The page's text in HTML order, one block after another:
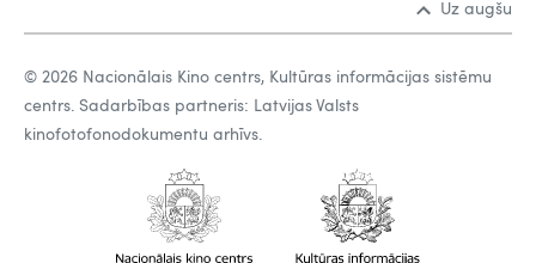
Uz augšu
© 2026 Nacionālais Kino centrs, Kultūras informācijas sistēmu
centrs. Sadarbības partneris: Latvijas Valsts
kinofotofonodokumentu arhīvs.